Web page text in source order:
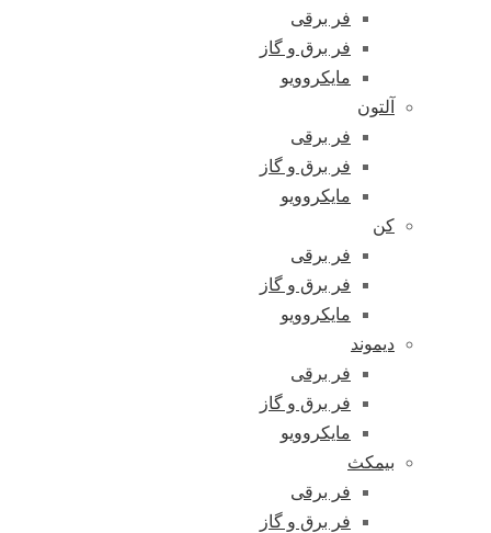
فر برقی
فر برق و گاز
مایکروویو
آلتون
فر برقی
فر برق و گاز
مایکروویو
کن
فر برقی
فر برق و گاز
مایکروویو
دیموند
فر برقی
فر برق و گاز
مایکروویو
بیمکث
فر برقی
فر برق و گاز